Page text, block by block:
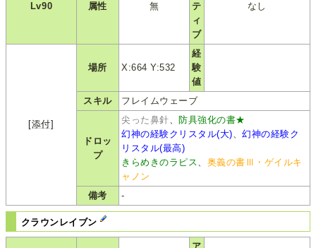
Lv90 属性 無
テ
ィ
ブ
なし
[添付]
場所 X:664 Y:532
経
験
値
スキル
フレイムウェーブ
ドロッ
プ
尖った鼻針、 防具強化の書★
幻神の経験クリスタル(大)、幻神の経験ク
リスタル(最高)
きらめきのラピス、 奥義の書Ⅲ・ゲイルキ
ャノン
備考
-
クラウンレイブン